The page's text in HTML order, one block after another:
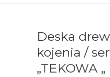
Deska
kojenia /
„TEKOWA „